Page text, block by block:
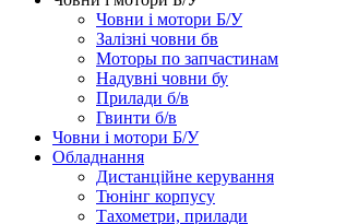
Човни і мотори Б/У
Залізні човни бв
Моторы по запчастинам
Надувні човни бу
Прилади б/в
Гвинти б/в
Човни і мотори Б/У
Обладнання
Дистанційне керування
Тюнінг корпусу
Тахометри, прилади